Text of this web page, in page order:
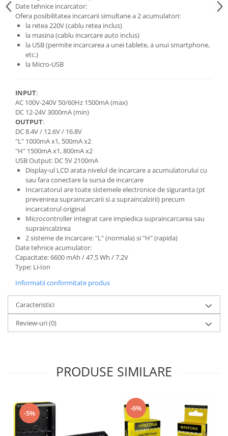
Date tehnice incarcator:
Ofera posibilitatea incarcarii simultane a 2 acumulatori:
la retea 220V (cablu retea inclus)
la masina (cablu incarcare auto inclus)
la USB (permite incarcarea a unei tablete, a unui smartphone,
etc.)
la Micro-USB
INPUT:
AC 100V-240V 50/60Hz 1500mA (max)
DC 12-24V 3000mA (min)
OUTPUT:
DC 8.4V / 12.6V / 16.8V
"L" 1000mA x1, 500mA x2
"H" 1500mA x1, 800mA x2
USB Output: DC 5V 2100mA
Display-ul LCD arata nivelul de incarcare a acumulatorului cu
sau fara conectare la sursa de incarcare
Incarcatorul are toate sistemele electronice de siguranta (pt
prevenirea supraincarcarii si a supraincalzirii) precum
incarcatorul original
Microcontroller integrat care impiedica supraincarcarea sau
supraincalzirea
2 sisteme de incarcare: "L" (normala) si "H" (rapida)
Date tehnice acumulator:
Capacitate: 6600 mAh / 47.5 Wh / 7.2V
Type: Li-Ion
Informatii conformitate produs
Caracteristici
Review-uri(0)
PRODUSE SIMILARE
-5%
-6%